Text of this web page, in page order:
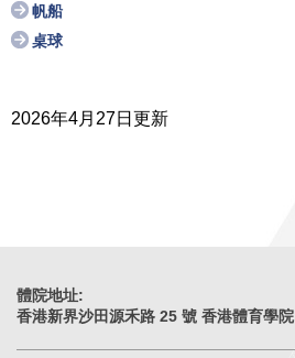
帆船
桌球
2026年4月27日更新
體院地址:
香港新界沙田源禾路 25 號 香港體育學院